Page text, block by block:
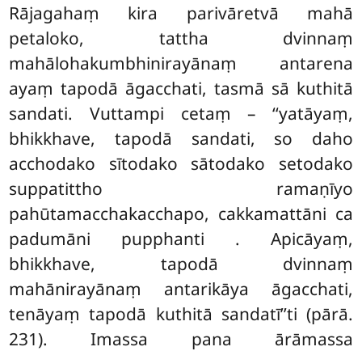
Rājagahaṃ kira parivāretvā mahā
petaloko, tattha dvinnaṃ
mahālohakumbhinirayānaṃ antarena
ayaṃ tapodā āgacchati, tasmā sā kuthitā
sandati. Vuttampi cetaṃ – ‘‘yatāyaṃ,
bhikkhave, tapodā sandati, so daho
acchodako sītodako sātodako setodako
suppatittho ramaṇīyo
pahūtamacchakacchapo, cakkamattāni ca
padumāni pupphanti . Apicāyaṃ,
bhikkhave, tapodā dvinnaṃ
mahānirayānaṃ antarikāya āgacchati,
tenāyaṃ tapodā kuthitā sandatī’’ti (pārā.
231). Imassa pana ārāmassa